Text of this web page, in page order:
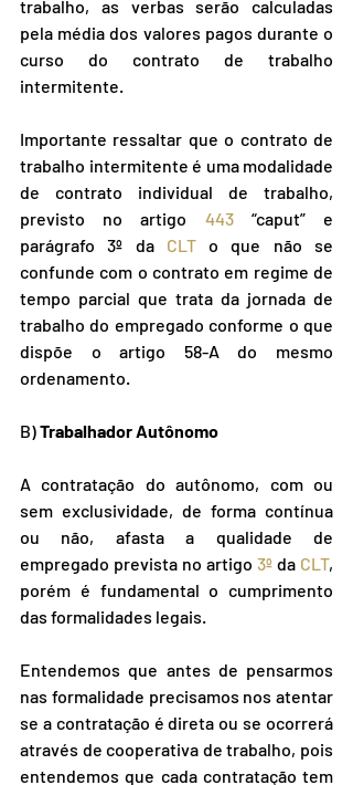
trabalho, as verbas serão calculadas
pela média dos valores pagos durante o
curso do contrato de trabalho
intermitente.
Importante ressaltar que o contrato de
trabalho intermitente é uma modalidade
de contrato individual de trabalho,
previsto no artigo 443 “caput” e
parágrafo 3º da CLT o que não se
confunde com o contrato em regime de
tempo parcial que trata da jornada de
trabalho do empregado conforme o que
dispõe o artigo 58-A do mesmo
ordenamento.
B) Trabalhador Autônomo
A contratação do autônomo, com ou
sem exclusividade, de forma contínua
ou não, afasta a qualidade de
empregado prevista no artigo 3º da CLT,
porém é fundamental o cumprimento
das formalidades legais.
Entendemos que antes de pensarmos
nas formalidade precisamos nos atentar
se a contratação é direta ou se ocorrerá
através de cooperativa de trabalho, pois
entendemos que cada contratação tem